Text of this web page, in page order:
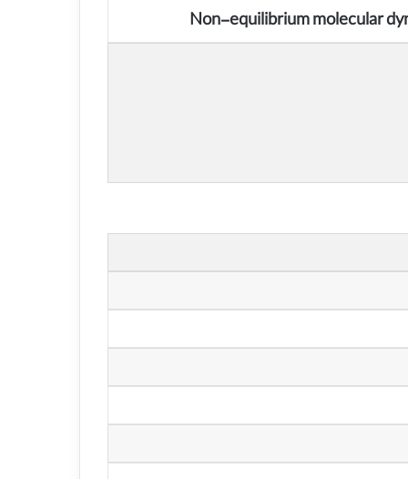
Non-equilibrium molecular